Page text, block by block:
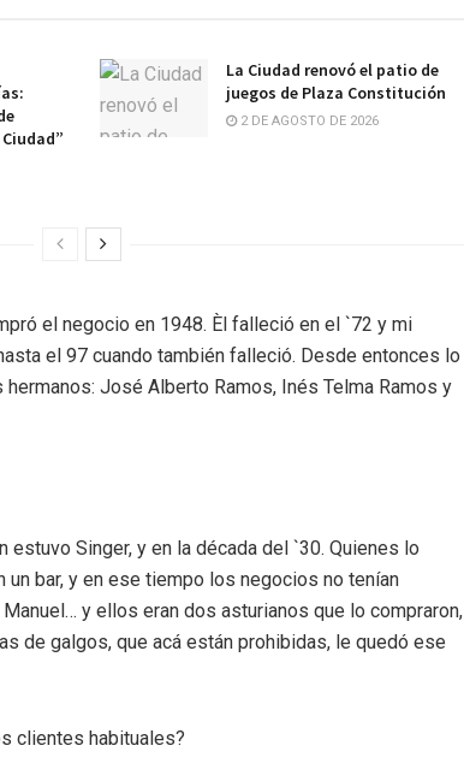
La Ciudad renovó el patio de
juegos de Plaza Constitución
2 DE AGOSTO DE 2026
el negocio en 1948. Èl falleció en el `72 y mi
el 97 cuando también falleció. Desde entonces lo
José Alberto Ramos, Inés Telma Ramos y
estuvo Singer, y en la década del `30. Quienes lo
un bar, y en ese tiempo los negocios no tenían
y ellos eran dos asturianos que lo compraron,
de galgos, que acá están prohibidas, le quedó ese
clientes habituales?